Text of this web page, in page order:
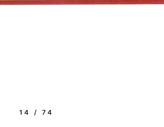
14 / 74